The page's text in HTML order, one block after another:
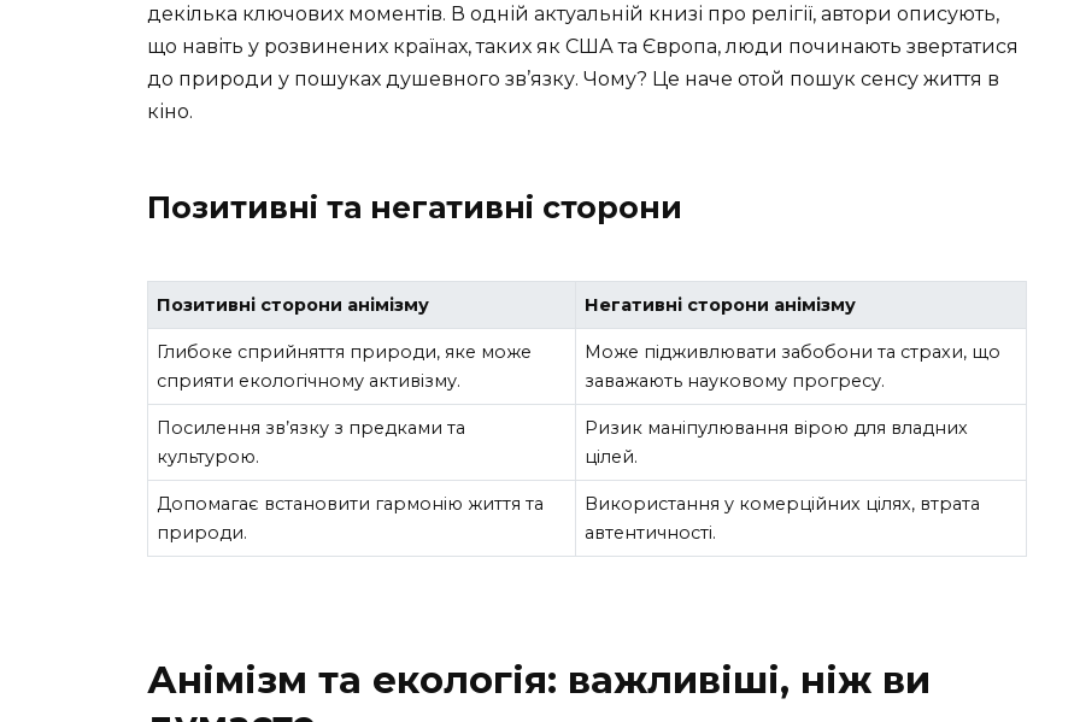
декілька ключових моментів. В одній актуальній книзі про релігії, автори описують,
що навіть у розвинених країнах, таких як США та Європа, люди починають звертатися
до природи у пошуках душевного зв’язку. Чому? Це наче отой пошук сенсу життя в
кіно.
Позитивні та негативні сторони
Позитивні сторони анімізму Негативні сторони анімізму
Глибоке сприйняття природи, яке може
сприяти екологічному активізму.
Може підживлювати забобони та страхи, що
заважають науковому прогресу.
Посилення зв’язку з предками та
культурою.
Ризик маніпулювання вірою для владних
цілей.
Допомагає встановити гармонію життя та
природи.
Використання у комерційних цілях, втрата
автентичності.
Анімізм та екологія: важливіші, ніж ви